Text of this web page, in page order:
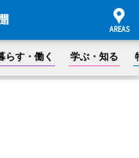
らす・働く 学ぶ・知る